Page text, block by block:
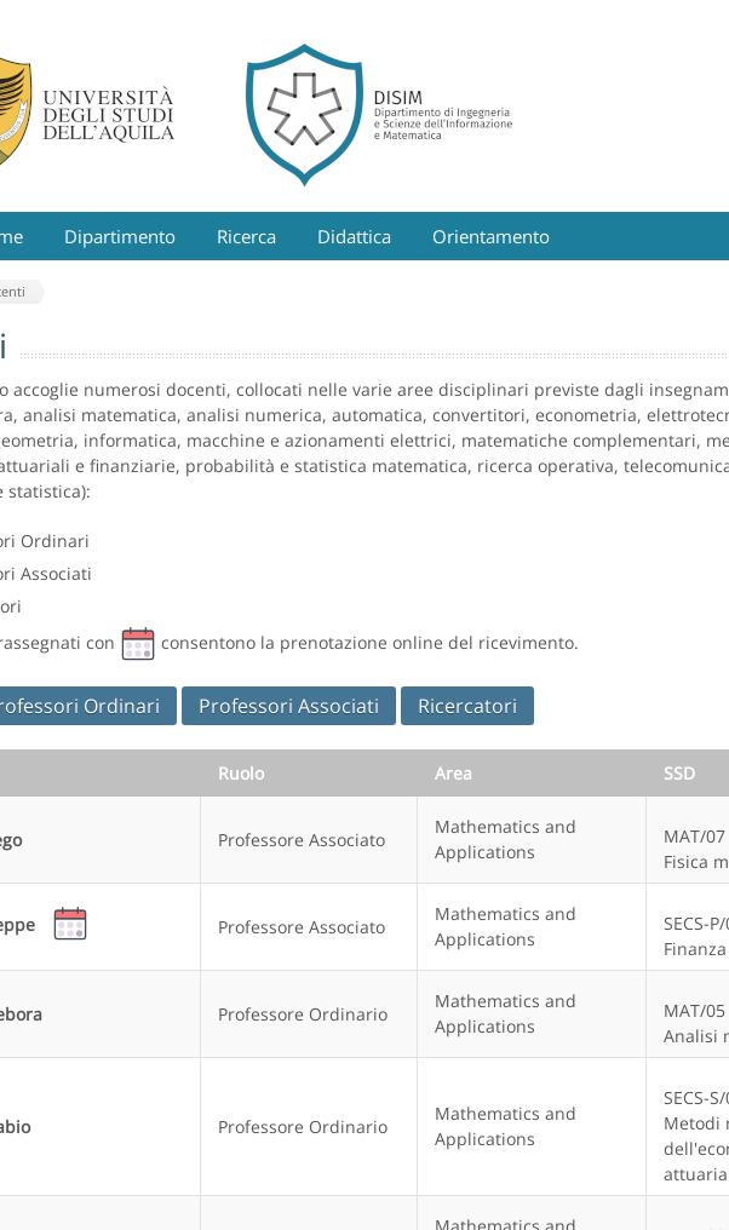
Dipartimento Ricerca Didattica Orientamento
accoglie numerosi docenti, collocati nelle varie aree disciplinari previste dagli
analisi matematica, analisi numerica, automatica, convertitori, econometria,
informatica, macchine e azionamenti elettrici, matematiche complementari,
e finanziarie, probabilità e statistica matematica, ricerca operativa,
statistica):
Ordinari
Associati
con
consentono la prenotazione online del ricevimento.
Ordinari Professori Associati Ricercatori
Ruolo Area SSD
Professore Associato
Mathematics and
Applications
MAT/07
Fisica
Professore Associato
Mathematics and
Applications
SECS-
Professore Ordinario
Mathematics and
Applications
MAT/05
Analisi
Professore Ordinario
Mathematics and
Applications
SECS-
Metodi